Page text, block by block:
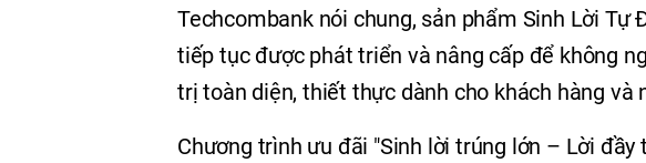
Techcombank nói chung, sản phẩm Sinh Lời Tự
tiếp tục được phát triển và nâng cấp để không
trị toàn diện, thiết thực dành cho khách hàng và
Chương trình ưu đãi "Sinh lời trúng lớn – Lời đầy